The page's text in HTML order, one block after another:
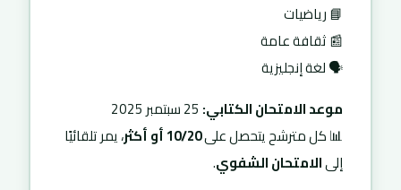
📘 رياضيات
📰 ثقافة عامة
🗣️ لغة إنجليزية
موعد الامتحان الكتابي:
📊 كل مترشح يتحصل على10/20 أو أكثر
، يمر تلقائيًا
إلىالامتحان الشفوي.